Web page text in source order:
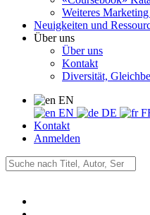
Weiteres
Neuigkeiten und
Über uns
Über uns
Kontakt
Diversität,
EN
EN
DE
Kontakt
Anmelden